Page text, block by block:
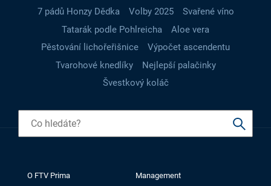
7 pádů Honzy Dědka
Volby 2025
Svařené víno
Tatarák podle Pohlreicha
Aloe vera
Pěstování lichořeřišnice
Výpočet ascendentu
Tvarohové knedlíky
Nejlepší palačinky
Švestkový koláč
O FTV Prima
Management